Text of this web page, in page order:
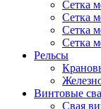
Сетка
Сетка
Сетка
Сетка
Рельсы
Винтовые
Свая